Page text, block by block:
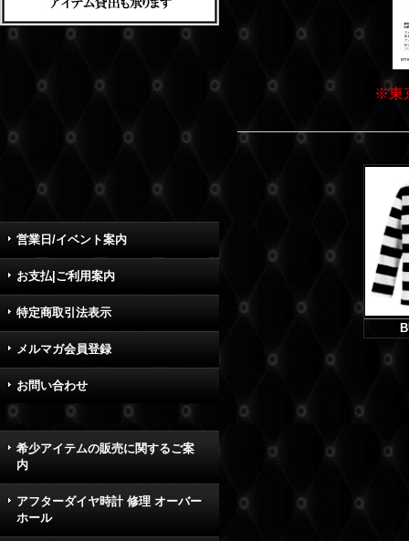
営業日/イベント案内
お支払|ご利用案内
特定商取引法表示
メルマガ会員登録
お問い合わせ
希少アイテムの販売に関するご案
内
アフターダイヤ時計 修理 オーバー
ホール
※東